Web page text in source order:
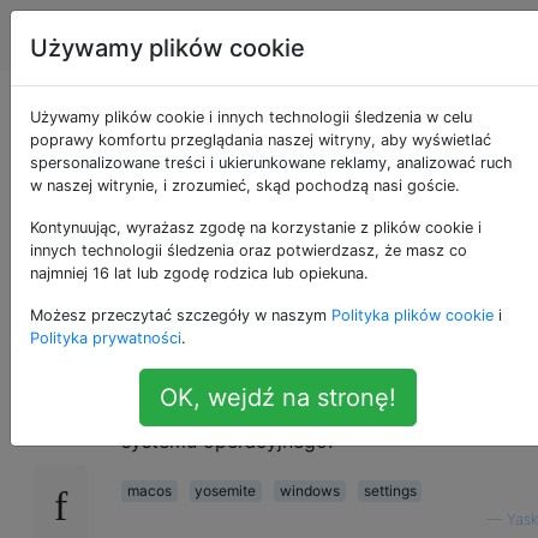
Apple Tagi
Co jest analogiczne
do rejestru systemu
Windows w systemie
Mac OS X?
Jestem nowy na Macu i zastanawiałem się,
gdzie są zapisywane ustawienia aplikacji /
systemu operacyjnego.
macos yosemite windows
settings
Yask
Używamy plików cookie
Używamy plików cookie i innych technologii śledzenia w celu
poprawy komfortu przeglądania naszej witryny, aby wyświetlać
spersonalizowane treści i ukierunkowane reklamy, analizować ruch
w naszej witrynie, i zrozumieć, skąd pochodzą nasi goście.
Kontynuując, wyrażasz zgodę na korzystanie z plików cookie i
innych technologii śledzenia oraz potwierdzasz, że masz co
najmniej 16 lat lub zgodę rodzica lub opiekuna.
Możesz przeczytać szczegóły w naszym Polityka plików cookie i
Polityka prywatności.
OK, wejdź na stronę!